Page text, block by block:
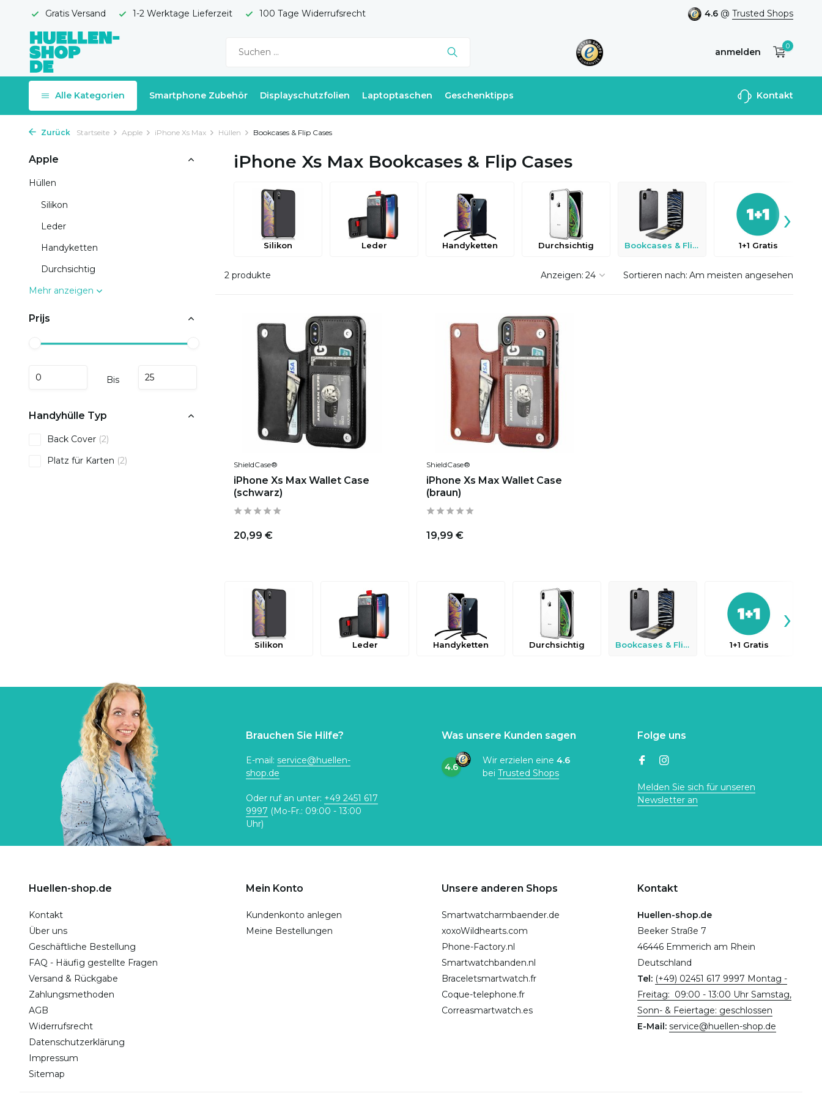
Gratis Versand 1-2 Werktage Lieferzeit 100 Tage Widerrufsrecht 4.6 @ Trusted Shops
anmelden
Benutzerkonto
0
Alle Kategorien Smartphone Zubehör Displayschutzfolien Laptoptaschen Geschenktipps Kontakt
Zurück Startseite Apple iPhone Xs Max Hüllen Bookcases & Flip Cases
Apple
Hüllen
Silikon
Leder
Handyketten
Durchsichtig
Mehr anzeigen
Prijs
Bis
Handyhülle Typ
Back Cover (2)
Platz für Karten (2)
iPhone Xs Max Bookcases & Flip Cases
Silikon Leder Handyketten Durchsichtig Bookcases & Flip Cases 1+1 Gratis
›
2 produkte Anzeigen: Sortieren nach:
ShieldCase®
iPhone Xs Max Wallet Case
(schwarz)
20,99 €
ShieldCase®
iPhone Xs Max Wallet Case
(braun)
19,99 €
Silikon Leder Handyketten Durchsichtig Bookcases & Flip Cases 1+1 Gratis
›
Brauchen Sie Hilfe?
E-mail: service@huellen-
shop.de
Oder ruf an unter: +49 2451 617
9997 (Mo-Fr.: 09:00 - 13:00
Uhr)
Was unsere Kunden sagen
4.6
Wir erzielen eine 4.6
bei Trusted Shops
Folge uns
Melden Sie sich für unseren
Newsletter an
Huellen-shop.de
Kontakt
Über uns
Geschäftliche Bestellung
FAQ - Häufig gestellte Fragen
Versand & Rückgabe
Zahlungsmethoden
AGB
Widerrufsrecht
Datenschutzerklärung
Impressum
Sitemap
Mein Konto
Kundenkonto anlegen
Meine Bestellungen
Unsere anderen Shops
Smartwatcharmbaender.de
xoxoWildhearts.com
Phone-Factory.nl
Smartwatchbanden.nl
Braceletsmartwatch.fr
Coque-telephone.fr
Correasmartwatch.es
Kontakt
Huellen-shop.de
Beeker Straße 7
46446 Emmerich am Rhein
Deutschland
Tel: (+49) 02451 617 9997 Montag -
Freitag: 09:00 - 13:00 Uhr Samstag,
Sonn- & Feiertage: geschlossen
E-Mail: service@huellen-shop.de